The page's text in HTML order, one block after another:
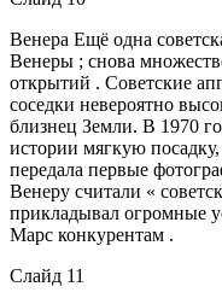
Венера Ещё одна
Венеры ; снова
открытий . Советские
соседки невероятно
близнец Земли. В 1970
истории мягкую
передала первые
Венеру считали «
прикладывал огромные
Марс конкурентам .
Слайд 11